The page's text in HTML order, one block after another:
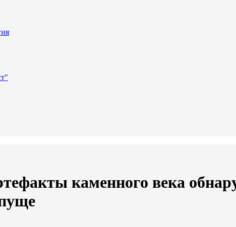
каменного века